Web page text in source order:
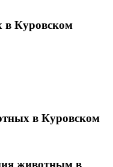
в Куровском
в Куровском
животным в